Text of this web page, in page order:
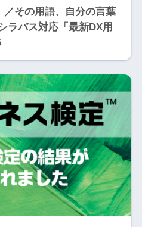
その用語、自分の言葉
ラバス対応「最新DX用